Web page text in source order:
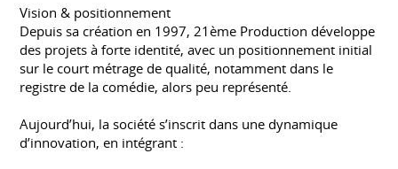
Vision & positionnement
Depuis sa création en 1997, 21ème Production développe
des projets à forte identité, avec un positionnement initial
sur le court métrage de qualité, notamment dans le
registre de la comédie, alors peu représenté.
Aujourd’hui, la société s’inscrit dans une dynamique
d’innovation, en intégrant :